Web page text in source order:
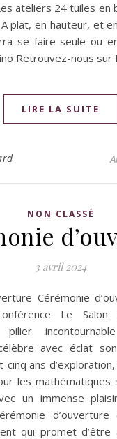
ateliers 24 tuiles en
plat, en hauteur, et en
se faire seule ou
Retrouvez-nous sur
LIRE LA SUITE
NON CLASSÉ
3 avril 2024
Le Salon
pilier
avec éclat
cinq ans
les
un immense
qui promet d’être